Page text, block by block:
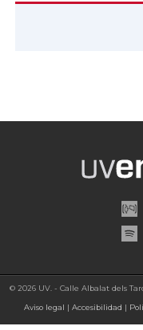
© 2026 UV. - Calle Albalat dels
Aviso legal | Accesibilidad |